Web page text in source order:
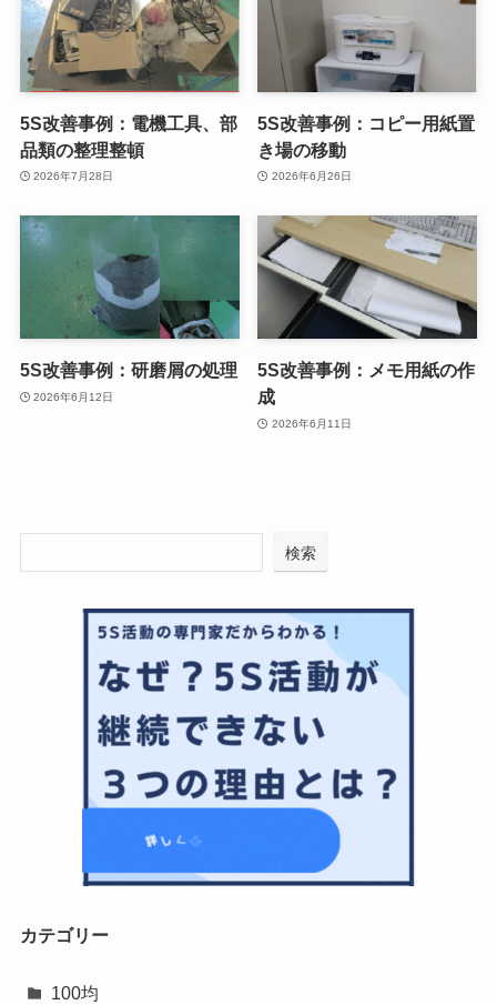
5S改善事例：電機工具、部
品類の整理整頓
2026年7月28日
5S改善事例：コピー用紙置
き場の移動
2026年6月26日
5S改善事例：研磨屑の処理
2026年6月12日
5S改善事例：メモ用紙の作
成
2026年6月11日
検索
カテゴリー
100均